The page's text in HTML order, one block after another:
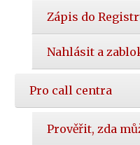
Zápis do
Nahlásit a
Pro call centra
Prověřit, zda